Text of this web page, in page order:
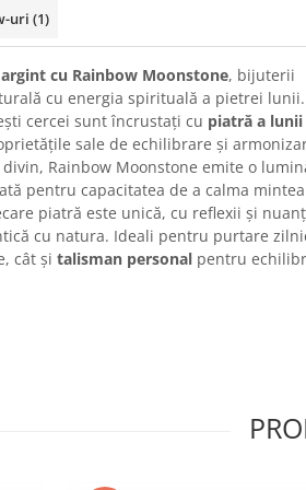
uri (1)
cu Rainbow Moonstone, bijuterii
cu energia spirituală a pietrei lunii.
cercei sunt încrustați cu piatră a lunii
sale de echilibrare și
Rainbow Moonstone emite o
pentru capacitatea de a calma
piatră este unică, cu reflexii și
cu natura. Ideali pentru purtare
cât și talisman personal pentru